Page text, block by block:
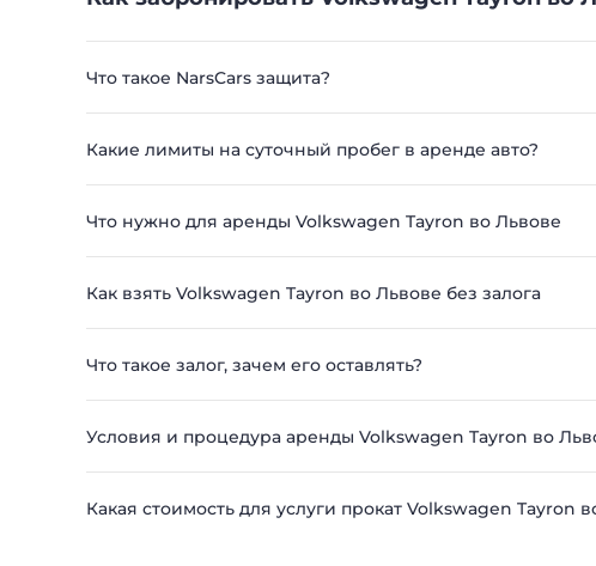
Что такое NarsCars защита?
Какие лимиты на суточный пробег в аренде авто?
Что нужно для аренды Volkswagen Tayron во Львове
Как взять Volkswagen Tayron во Львове без залога
Что такое залог, зачем его оставлять?
Условия и процедура аренды Volkswagen Tayron во
Какая стоимость для услуги прокат Volkswagen Tayron